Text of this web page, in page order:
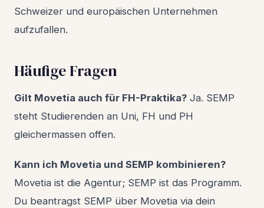
Schweizer und europäischen Unternehmen
aufzufallen.
Häufige Fragen
Gilt Movetia auch für FH-Praktika? Ja. SEMP
steht Studierenden an Uni, FH und PH
gleichermassen offen.
Kann ich Movetia und SEMP kombinieren?
Movetia ist die Agentur; SEMP ist das Programm.
Du beantragst SEMP über Movetia via dein